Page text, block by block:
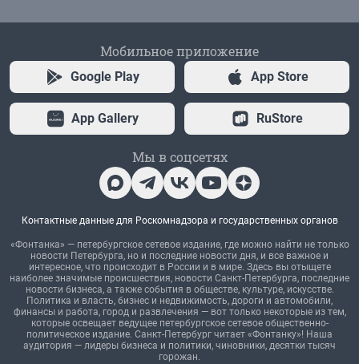
Мобильное приложение
Google Play App Store
App Gallery RuStore
Мы в соцсетях
Контактные данные для Роскомнадзора и государственных органов
«Фонтанка» — петербургское сетевое издание, где можно найти не только
новости Петербурга, но и последние новости дня, и все важное и
интересное, что происходит в России и в мире. Здесь вы отыщете
наиболее значимые происшествия, новости Санкт-Петербурга, последние
новости бизнеса, а также события в обществе, культуре, искусстве.
Политика и власть, бизнес и недвижимость, дороги и автомобили,
финансы и работа, город и развлечения — вот только некоторые из тем,
которые освещает ведущее петербургское сетевое общественно-
политическое издание. Санкт-Петербург читает «Фонтанку»! Наша
аудитория — лидеры бизнеса и политики, чиновники, десятки тысяч
горожан.